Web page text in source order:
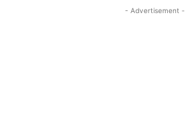
- Advertisement -